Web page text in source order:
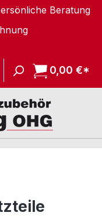
Beratung
0,00 €*